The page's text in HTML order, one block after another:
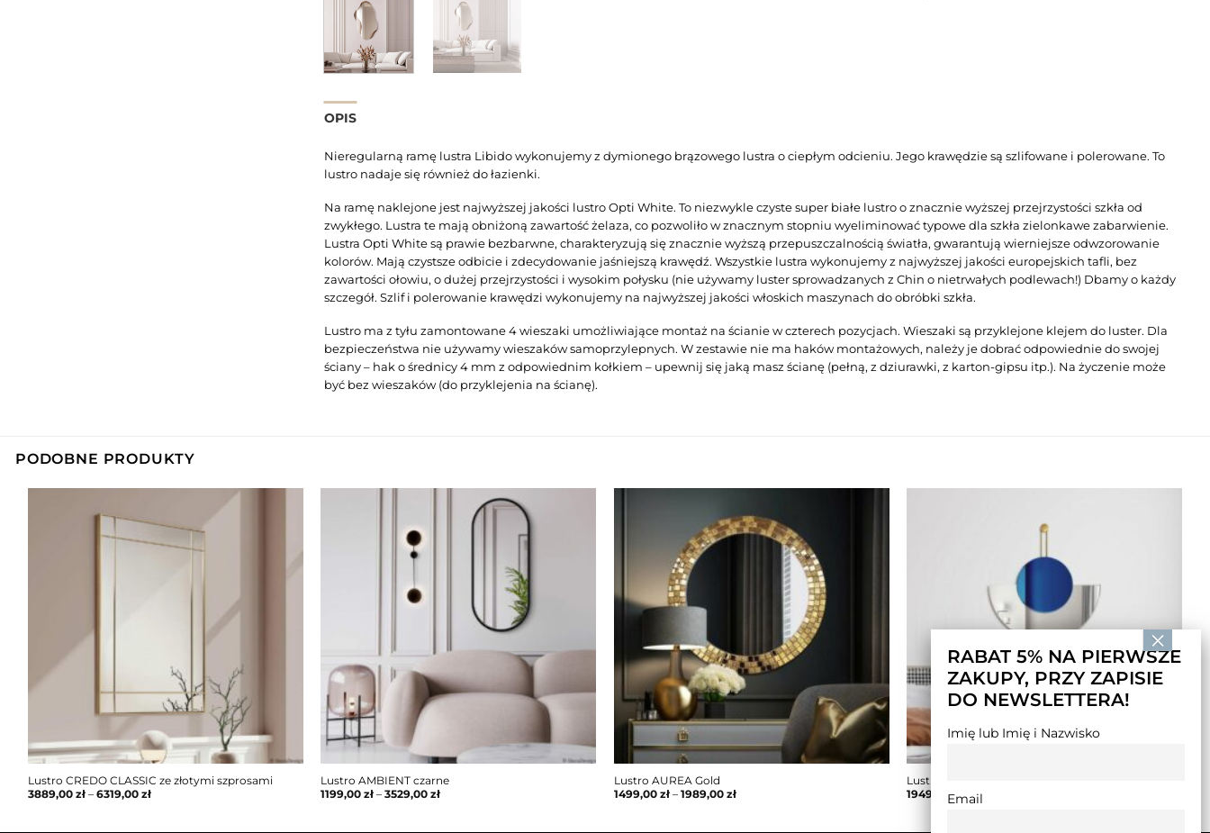
OPIS
Nieregularną ramę lustra Libido wykonujemy z dymionego brązowego lustra o ciepłym odcieniu. Jego krawędzie są szlifowane i polerowane. To
lustro nadaje się również do łazienki.
Na ramę naklejone jest najwyższej jakości lustro Opti White. To niezwykle czyste super białe lustro o znacznie wyższej przejrzystości szkła od
zwykłego. Lustra te mają obniżoną zawartość żelaza, co pozwoliło w znacznym stopniu wyeliminować typowe dla szkła zielonkawe zabarwienie.
Lustra Opti White są prawie bezbarwne, charakteryzują się znacznie wyższą przepuszczalnością światła, gwarantują wierniejsze odwzorowanie
kolorów. Mają czystsze odbicie i zdecydowanie jaśniejszą krawędź. Wszystkie lustra wykonujemy z najwyższej jakości europejskich tafli, bez
zawartości ołowiu, o dużej przejrzystości i wysokim połysku (nie używamy luster sprowadzanych z Chin o nietrwałych podlewach!) Dbamy o każdy
szczegół. Szlif i polerowanie krawędzi wykonujemy na najwyższej jakości włoskich maszynach do obróbki szkła.
Lustro ma z tyłu zamontowane 4 wieszaki umożliwiające montaż na ścianie w czterech pozycjach. Wieszaki są przyklejone klejem do luster. Dla
bezpieczeństwa nie używamy wieszaków samoprzylepnych. W zestawie nie ma haków montażowych, należy je dobrać odpowiednie do swojej
ściany – hak o średnicy 4 mm z odpowiednim kołkiem – upewnij się jaką masz ścianę (pełną, z dziurawki, z karton-gipsu itp.). Na życzenie może
być bez wieszaków (do przyklejenia na ścianę).
PODOBNE PRODUKTY
Lustro CREDO CLASSIC ze złotymi szprosami
3889,00 zł– 6319,00 zł
Lustro AMBIENT czarne
1199,00zł –3529,00zł
Lustro AUREA Gold
1499,00 zł– 1989,00 zł
Lustro Inco — niebieskie
1949,00zł–2699,00
RABAT 5% NA PIERWSZE
ZAKUPY, PRZY ZAPISIE
DO NEWSLETTERA!
Imię lub Imię i Nazwisko
Email